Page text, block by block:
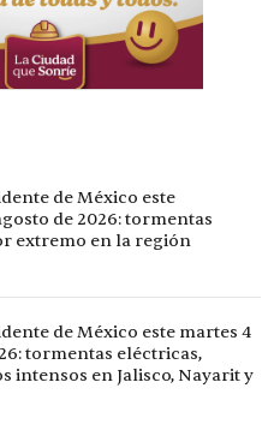
de México este
de 2026: tormentas
extremo en la región
de México este martes 4
tormentas eléctricas,
intensos en Jalisco, Nayarit y